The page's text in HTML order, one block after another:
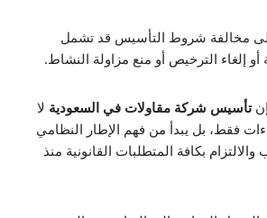
مخالفة شروط التأسيس قد تشمل
أو إلغاء الترخيص أو منع مزاولة النشاط.
تأسيس شركة مقاولات في السعودية لا
فقط، بل يبدأ من فهم الإطار النظامي
بكافة المتطلبات القانونية منذ